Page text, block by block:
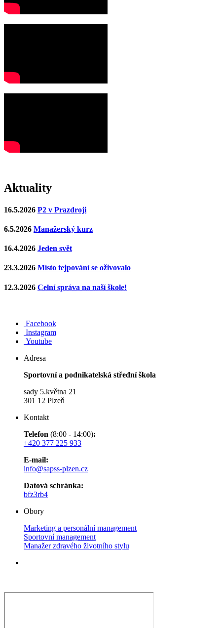
Aktuality
16.5.2026 P2 v Prazdroji
6.5.2026 Manažerský kurz
16.4.2026 Jeden svět
23.3.2026 Místo tejpování se oživovalo
12.3.2026 Celní správa na naší škole!
Facebook
Instagram
Youtube
Adresa
Sportovní a podnikatelská střední škola
sady 5.května 21
301 12 Plzeň
Kontakt
Telefon (8:00 - 14:00):
+420 377 225 933
E-mail:
info@sapss-plzen.cz​​​​​​
Datová schránka:
bfz3rb4
Obory
Marketing a personální management
Sportovní management
Manažer zdravého životního stylu